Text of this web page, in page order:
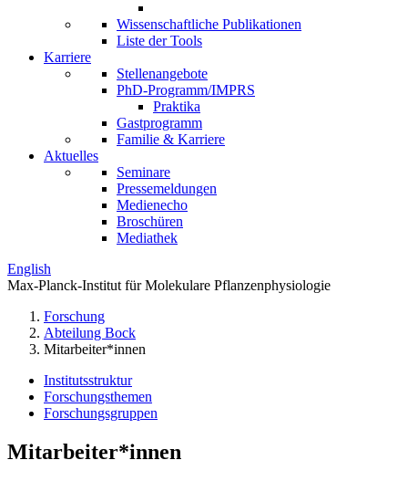
Wissenschaftliche Publikationen
Liste der Tools
Karriere
Stellenangebote
PhD-Programm/IMPRS
Praktika
Gastprogramm
Familie & Karriere
Aktuelles
Seminare
Pressemeldungen
Medienecho
Broschüren
Mediathek
English
Max-Planck-Institut für Molekulare Pflanzenphysiologie
Forschung
Abteilung Bock
Mitarbeiter*innen
Institutsstruktur
Forschungsthemen
Forschungsgruppen
Mitarbeiter*innen